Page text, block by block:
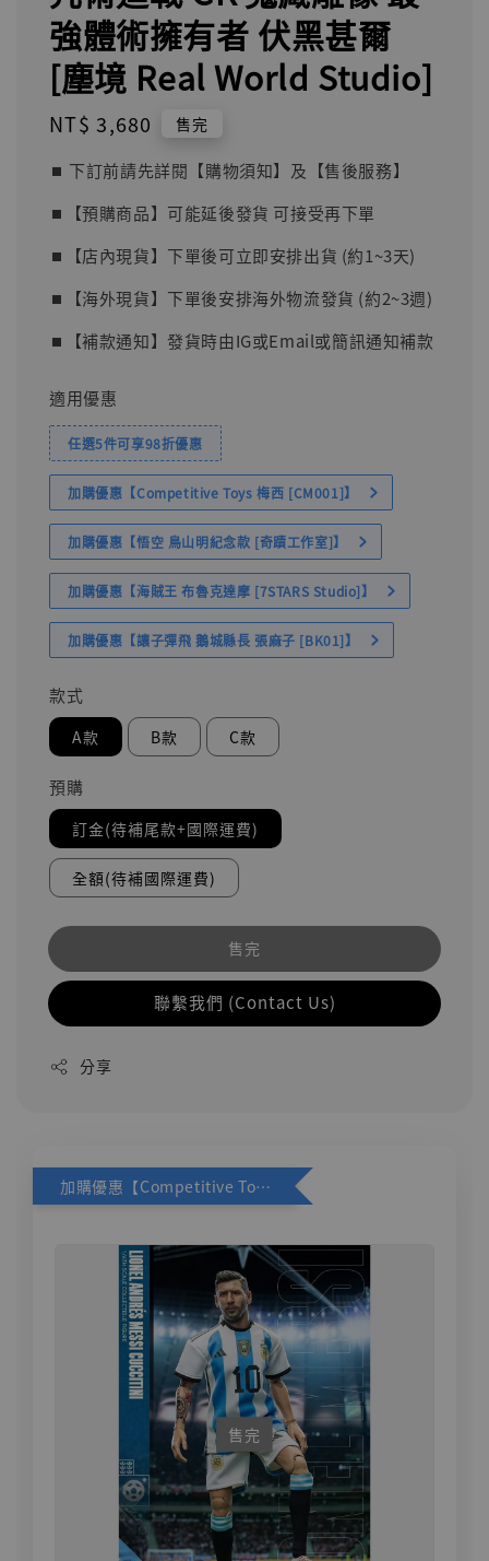
強體術擁有者 伏黑甚爾
[塵境 Real World Studio]
Regular
NT$ 3,680 售完
⏹︎ 下訂前請先詳閱【購物須知】及【售後服務】
⏹︎【預購商品】可能延後發貨 可接受再下單
⏹︎【店內現貨】下單後可立即安排出貨 (約1~3天)
⏹︎【海外現貨】下單後安排海外物流發貨 (約2~3週)
⏹︎【補款通知】發貨時由IG或Email或簡訊通知補款
適用優惠
任選5件可享98折優惠
加購優惠【Competitive Toys 梅西 [CM001]】
加購優惠【悟空 鳥山明紀念款 [奇蹟工作室]】
加購優惠【海賊王 布魯克達摩 [7STARS Studio]】
加購優惠【讓子彈飛 鵝城縣長 張麻子 [BK01]】
款式
A款 B款 C款
預購
訂金(待補尾款+國際運費)
全額(待補國際運費)
售完
聯繫我們 (Contact Us)
分享
加購優惠【Competitive Toys 梅西 [CM001]】
售完